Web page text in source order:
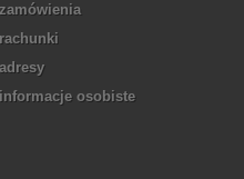
osobiste